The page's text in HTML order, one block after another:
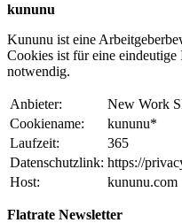
kununu
Kununu ist eine
Cookies ist für eine
notwendig.
Anbieter:
New Work
Cookiename:
kununu*
Laufzeit:
365
Datenschutzlink: https://
Host:
kununu.com
Flatrate Newsletter